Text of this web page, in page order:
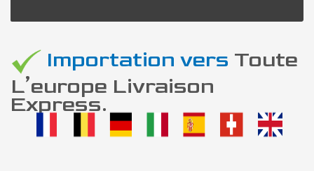
Importation vers Toute
L’europe Livraison
Express.